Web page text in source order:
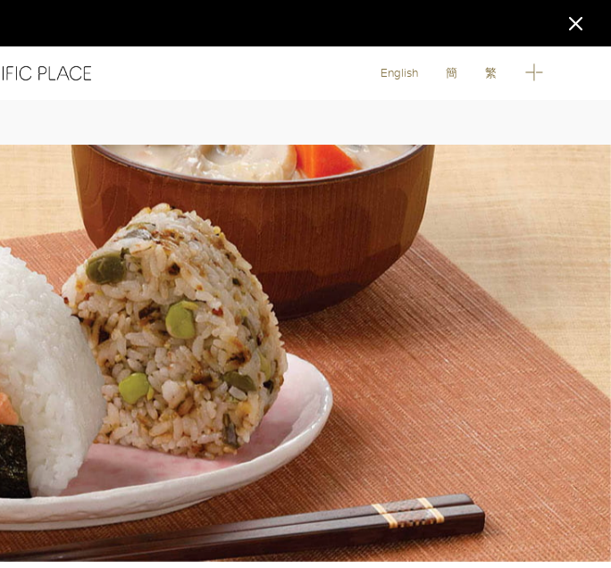
English 簡 繁